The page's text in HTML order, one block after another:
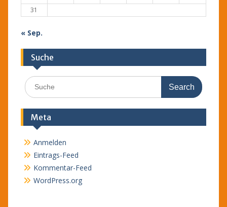
31
« Sep.
Suche
Search
for:
Meta
Anmelden
Eintrags-Feed
Kommentar-Feed
WordPress.org